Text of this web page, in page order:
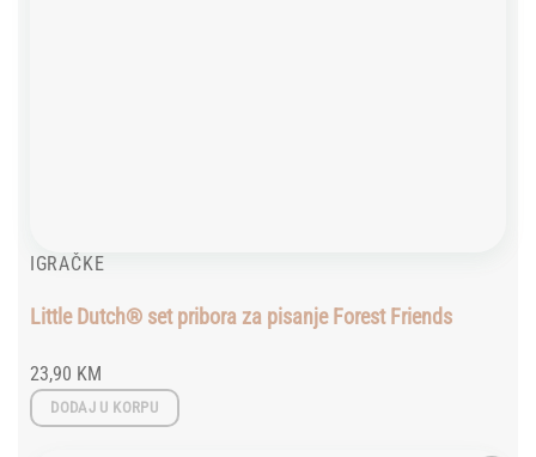
IGRAČKE
Little Dutch® set pribora za pisanje Forest Friends
23,90 KM
DODAJ U KORPU